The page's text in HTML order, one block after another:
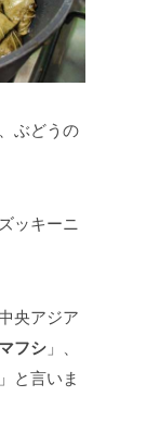
ぶどうの
ッキーニ
央アジア
マフシ 」、
」と言いま